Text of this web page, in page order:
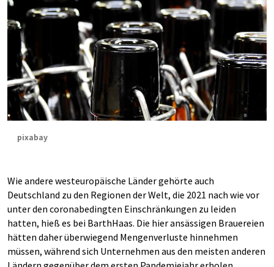
pixabay
Wie andere westeuropäische Länder gehörte auch
Deutschland zu den Regionen der Welt, die 2021 nach wie vor
unter den coronabedingten Einschränkungen zu leiden
hatten, hieß es bei BarthHaas. Die hier ansässigen Brauereien
hätten daher überwiegend Mengenverluste hinnehmen
müssen, während sich Unternehmen aus den meisten anderen